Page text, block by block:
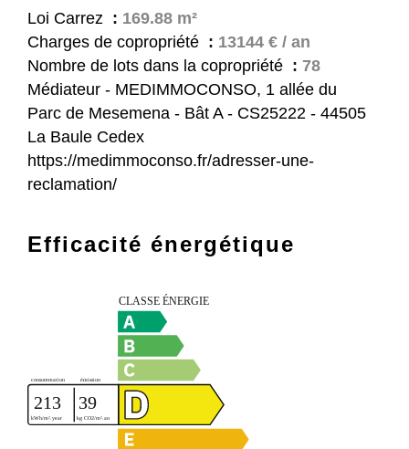
Loi Carrez
169.88 m²
Charges de copropriété
13144 € / an
Nombre de lots dans la copropriété
78
Médiateur - MEDIMMOCONSO, 1 allée du
Parc de Mesemena - Bât A - CS25222 - 44505
La Baule Cedex
https://medimmoconso.fr/adresser-une-
reclamation/
Efficacité énergétique